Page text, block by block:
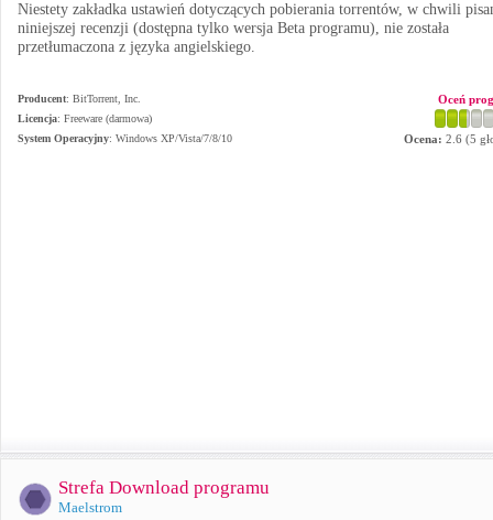
Niestety zakładka ustawień dotyczących pobierania torrentów, w chwili
niniejszej recenzji (dostępna tylko wersja Beta programu), nie została
przetłumaczona z języka angielskiego.
Producent: BitTorrent, Inc.
Licencja: Freeware (darmowa)
System Operacyjny: Windows XP/Vista/7/8/10
Oceń
Ocena: 2.6 (5
Strefa Download programu
Maelstrom